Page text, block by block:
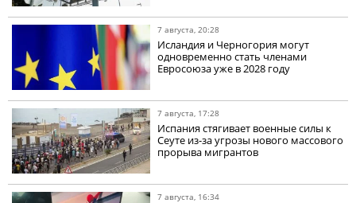
7 августа, 20:28
Исландия и Черногория могут
одновременно стать членами
Евросоюза уже в 2028 году
7 августа, 17:28
Испания стягивает военные силы к
Сеуте из-за угрозы нового массового
прорыва мигрантов
7 августа, 16:34